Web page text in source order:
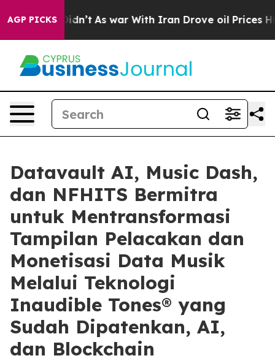
AGP PICKS
Didn’t As war With Iran Drove oil Prices Higher,
Datavault AI, Music Dash,
dan NFHITS Bermitra
untuk Mentransformasi
Tampilan Pelacakan dan
Monetisasi Data Musik
Melalui Teknologi
Inaudible Tones® yang
Sudah Dipatenkan, AI,
dan Blockchain